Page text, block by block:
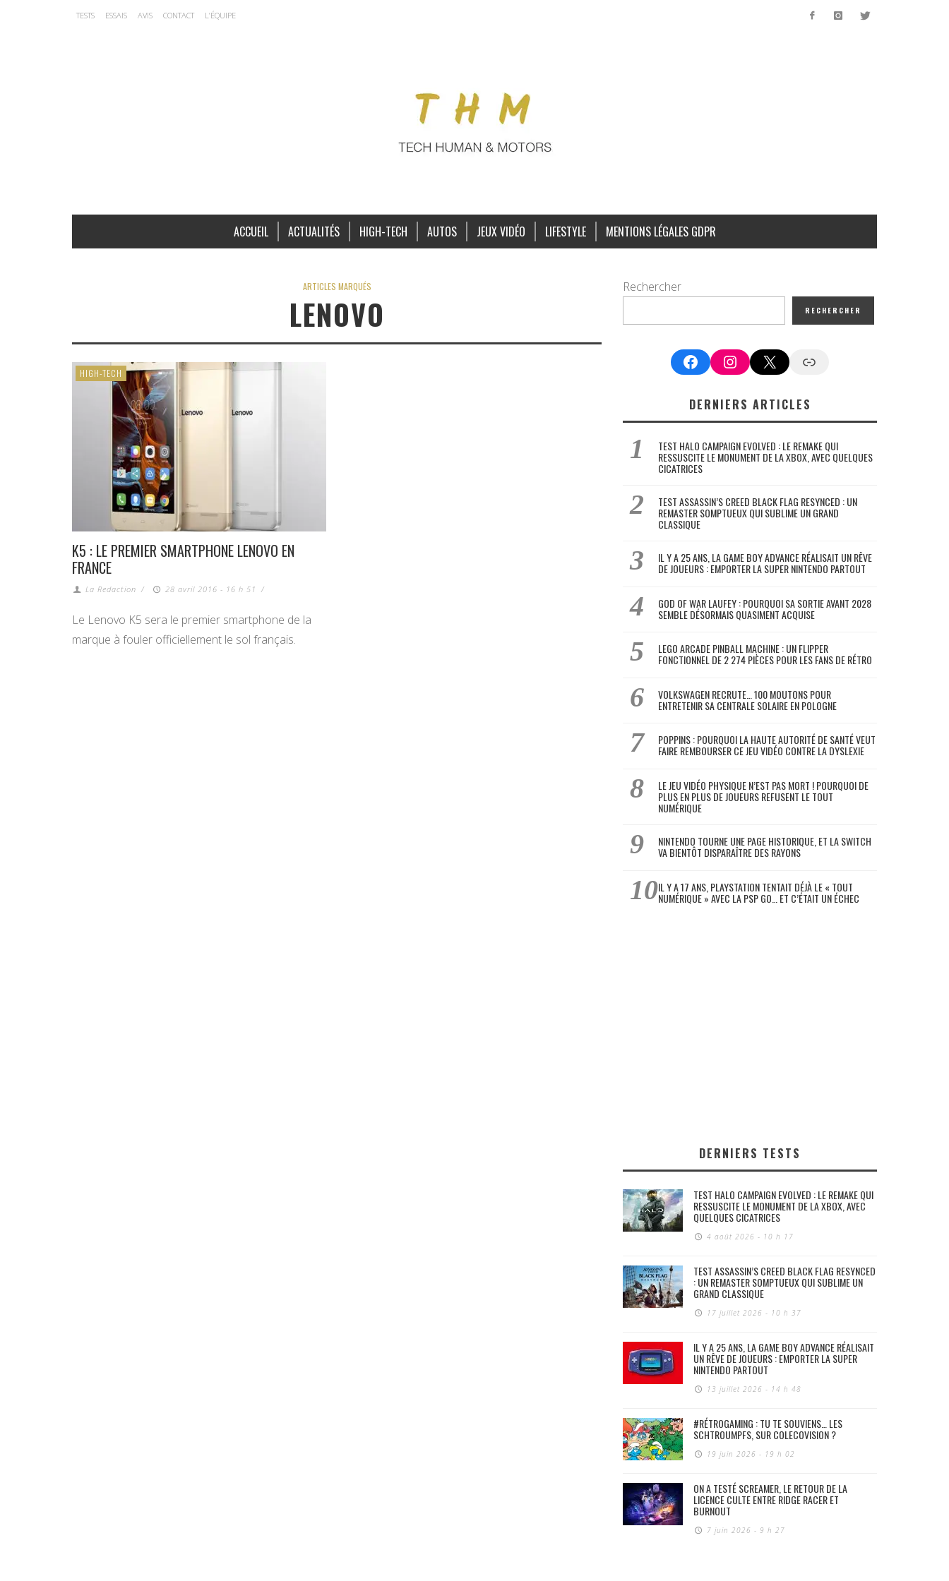
TESTS ESSAIS AVIS CONTACT L’ÉQUIPE
ACCUEIL ACTUALITÉS HIGH-TECH AUTOS JEUX VIDÉO LIFESTYLE MENTIONS LÉGALES GDPR
ARTICLES MARQUÉS
LENOVO
HIGH-TECH
K5 : LE PREMIER SMARTPHONE LENOVO EN
FRANCE
La Redaction / 28 avril 2016 - 16 h 51 /
Le Lenovo K5 sera le premier smartphone de la
marque à fouler officiellement le sol français.
Rechercher
RECHERCHER
FacebookInstagram
X Google News
DERNIERS ARTICLES
TEST HALO CAMPAIGN EVOLVED : LE REMAKE QUI
RESSUSCITE LE MONUMENT DE LA XBOX, AVEC QUELQUES
CICATRICES
TEST ASSASSIN’S CREED BLACK FLAG RESYNCED : UN
REMASTER SOMPTUEUX QUI SUBLIME UN GRAND
CLASSIQUE
IL Y A 25 ANS, LA GAME BOY ADVANCE RÉALISAIT UN RÊVE
DE JOUEURS : EMPORTER LA SUPER NINTENDO PARTOUT
GOD OF WAR LAUFEY : POURQUOI SA SORTIE AVANT 2028
SEMBLE DÉSORMAIS QUASIMENT ACQUISE
LEGO ARCADE PINBALL MACHINE : UN FLIPPER
FONCTIONNEL DE 2 274 PIÈCES POUR LES FANS DE RÉTRO
VOLKSWAGEN RECRUTE… 100 MOUTONS POUR
ENTRETENIR SA CENTRALE SOLAIRE EN POLOGNE
POPPINS : POURQUOI LA HAUTE AUTORITÉ DE SANTÉ VEUT
FAIRE REMBOURSER CE JEU VIDÉO CONTRE LA DYSLEXIE
LE JEU VIDÉO PHYSIQUE N’EST PAS MORT ! POURQUOI DE
PLUS EN PLUS DE JOUEURS REFUSENT LE TOUT
NUMÉRIQUE
NINTENDO TOURNE UNE PAGE HISTORIQUE, ET LA SWITCH
VA BIENTÔT DISPARAÎTRE DES RAYONS
IL Y A 17 ANS, PLAYSTATION TENTAIT DÉJÀ LE « TOUT
NUMÉRIQUE » AVEC LA PSP GO… ET C’ÉTAIT UN ÉCHEC
DERNIERS TESTS
TEST HALO CAMPAIGN EVOLVED : LE REMAKE QUI
RESSUSCITE LE MONUMENT DE LA XBOX, AVEC
QUELQUES CICATRICES
4 août 2026 - 10 h 17
TEST ASSASSIN’S CREED BLACK FLAG RESYNCED
: UN REMASTER SOMPTUEUX QUI SUBLIME UN
GRAND CLASSIQUE
17 juillet 2026 - 10 h 37
IL Y A 25 ANS, LA GAME BOY ADVANCE RÉALISAIT
UN RÊVE DE JOUEURS : EMPORTER LA SUPER
NINTENDO PARTOUT
13 juillet 2026 - 14 h 48
#RÉTROGAMING : TU TE SOUVIENS… LES
SCHTROUMPFS, SUR COLECOVISION ?
19 juin 2026 - 19 h 02
ON A TESTÉ SCREAMER, LE RETOUR DE LA
LICENCE CULTE ENTRE RIDGE RACER ET
BURNOUT
7 juin 2026 - 9 h 27